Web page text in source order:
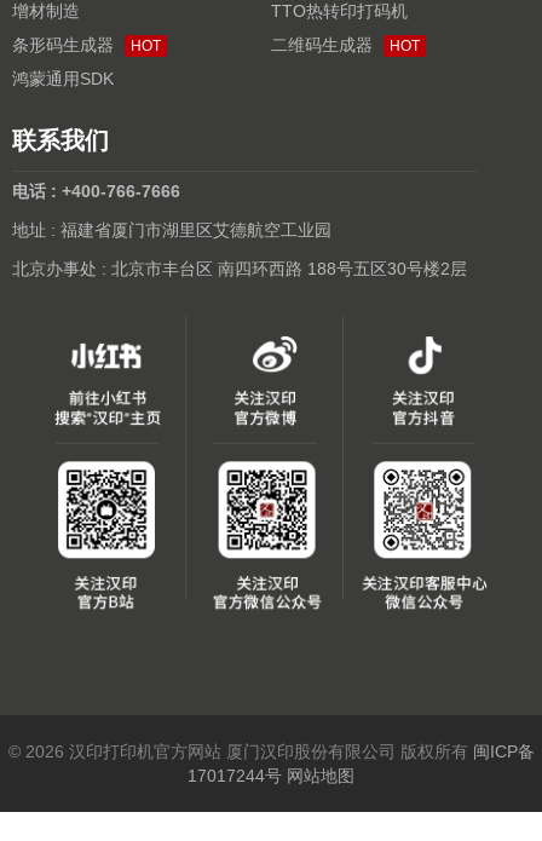
增材制造
TTO热转印打码机
条形码生成器
HOT 二维码生成器 HOT
鸿蒙通用SDK
联系我们
电话 : +400-766-7666
地址 : 福建省厦门市湖里区艾德航空工业园
北京办事处 : 北京市丰台区 南四环西路 188号五区30号楼2层
© 2026 汉印打印机官方网站 厦门汉印股份有限公司 版权所有 闽ICP备
17017244号 网站地图